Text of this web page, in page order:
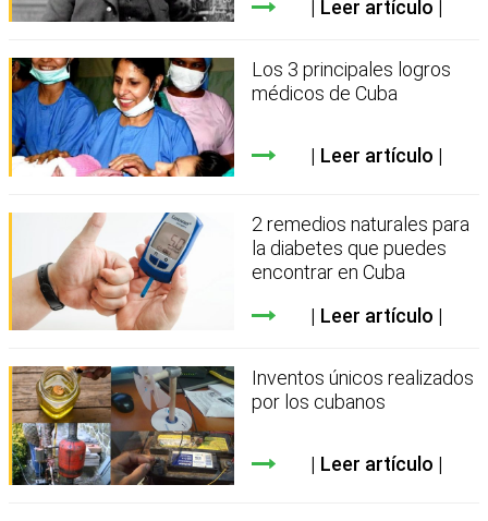
Leer artículo
Los 3 principales logros
médicos de Cuba
Leer artículo
2 remedios naturales para
la diabetes que puedes
encontrar en Cuba
Leer artículo
Inventos únicos realizados
por los cubanos
Leer artículo